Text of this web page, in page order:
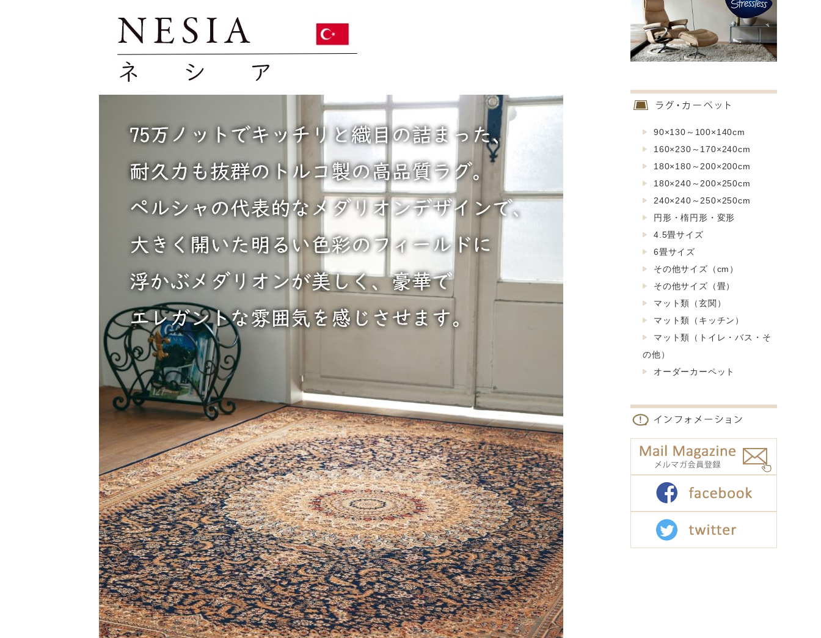
90×130～100×140cm
160×230～170×240cm
180×180～200×200cm
180×240～200×250cm
240×240～250×250cm
円形・楕円形・変形
4.5畳サイズ
6畳サイズ
その他サイズ（cm）
その他サイズ（畳）
マット類（玄関）
マット類（キッチン）
マット類（トイレ・バス・そ
の他）
オーダーカーペット